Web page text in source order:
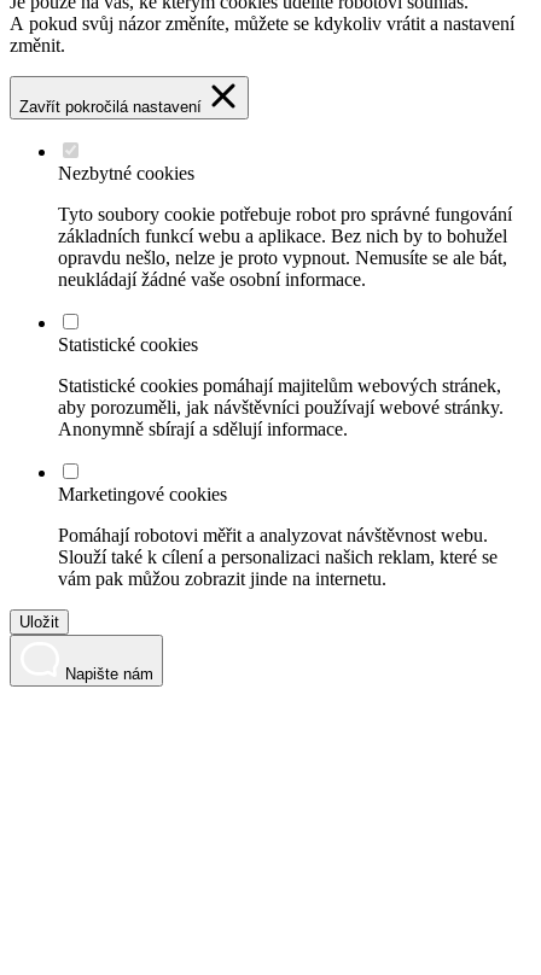
A pokud svůj názor změníte, můžete se kdykoliv vrátit a nastavení
změnit.
Zavřít pokročilá nastavení
Nezbytné cookies
Tyto soubory cookie potřebuje robot pro správné fungování
základních funkcí webu a aplikace. Bez nich by to bohužel
opravdu nešlo, nelze je proto vypnout. Nemusíte se ale bát,
neukládají žádné vaše osobní informace.
Statistické cookies
Statistické cookies pomáhají majitelům webových stránek,
aby porozuměli, jak návštěvníci používají webové stránky.
Anonymně sbírají a sdělují informace.
Marketingové cookies
Pomáhají robotovi měřit a analyzovat návštěvnost webu.
Slouží také k cílení a personalizaci našich reklam, které se
vám pak můžou zobrazit jinde na internetu.
Uložit
Napište nám